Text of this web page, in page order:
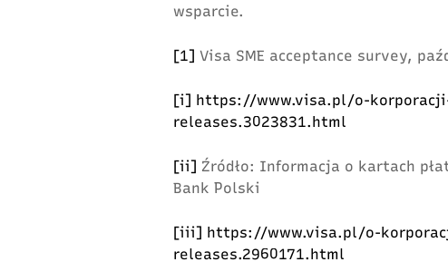
wsparcie.
[1] Visa SME acceptance survey,
[i] https://www.visa.pl/o-
releases.3023831.html
[ii] Źródło: Informacja o kartach
Bank Polski
[iii] https://www.visa.pl/o-
releases.2960171.html